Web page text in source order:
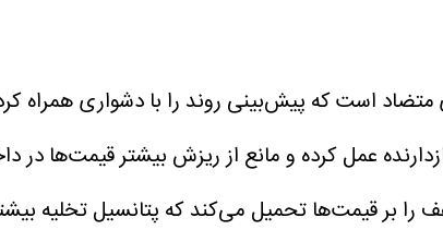
متضاد است که پیش‌بینی روند را با دشواری همراه
عمل کرده و مانع از ریزش بیشتر قیمت‌ها
را بر قیمت‌ها تحمیل می‌کند که پتانسیل تخلیه